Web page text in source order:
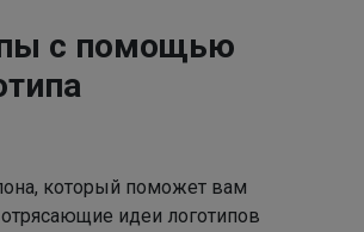
с помощью
который поможет вам
идеи логотипов